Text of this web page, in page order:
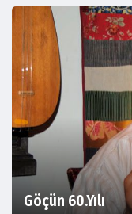
Göçün 60.Yılı